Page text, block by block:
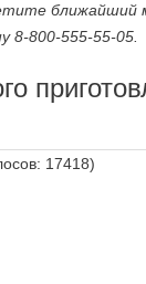
ближайший
8-800-555-55-05.
17418)